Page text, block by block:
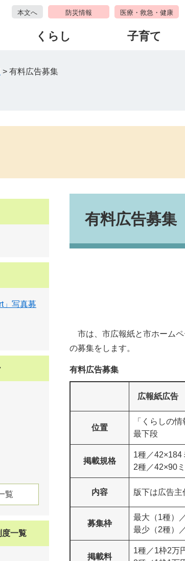
本文へ 防災情報 医療・救急・健康
くらし 子育て
> 有料広告募集
有料広告募集
市は、市広報紙と市ホーム
の募集をします。
有料広告募集
広報紙広告
位置
「くらしの
最下段
掲載規格
1種／42×184
2種／42×90
内容 版下は広告
募集枠
最大（1種）
最少（2種）
掲載料
1種／1枠2万
」写真募
覧
度一覧